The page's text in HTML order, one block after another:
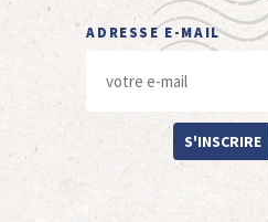
ADRESSE E-MAIL
S'INSCRIRE